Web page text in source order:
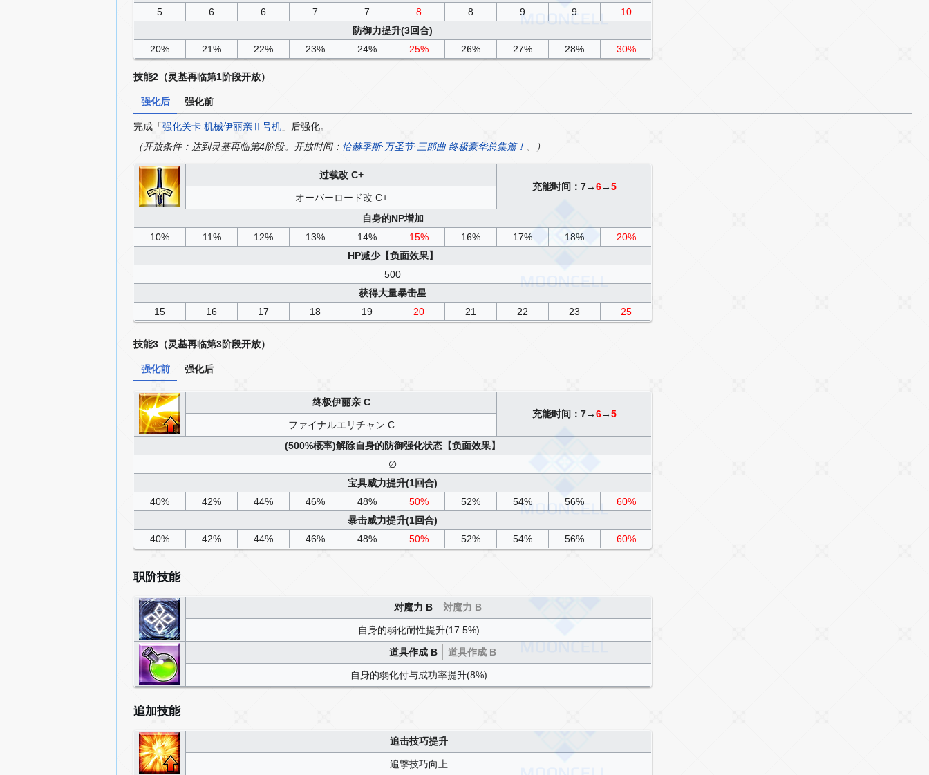
5
6 6 7 7 8 8 9 9
10
防御力提升(3回合)
20%
21% 22% 23% 24% 25% 26% 27% 28% 30%
技能2（灵基再临第1阶段开放）
强化后 强化前
完成「强化关卡 机械伊丽亲Ⅱ号机 」后强化。
（开放条件：达到灵基再临第4阶段。开放时间： 恰赫季斯·万圣节·三部曲 终极豪华总集篇！ 。）
过载改 C+
充能时间：7→6→5
オーバーロード改 C+
自身的NP增加
10%
11% 12% 13% 14% 15% 16% 17% 18%
20%
HP减少【负面效果】
500
获得大量暴击星
15
16 17 18 19 20 21 22 23 25
技能3（灵基再临第3阶段开放）
强化前 强化后
终极伊丽亲 C
充能时间：7→6→5
ファイナルエリチャン C
(500%概率)解除自身的防御强化状态【负面效果】
∅
宝具威力提升(1回合)
40%
42% 44% 46% 48% 50% 52% 54% 56%
60%
暴击威力提升(1回合)
40%
42% 44% 46% 48% 50% 52% 54% 56% 60%
职阶技能
对魔力 B 対魔力 B
自身的弱化耐性提升(17.5%)
道具作成 B
道具作成 B
自身的弱化付与成功率提升(8%)
追加技能
追击技巧提升
追撃技巧向上